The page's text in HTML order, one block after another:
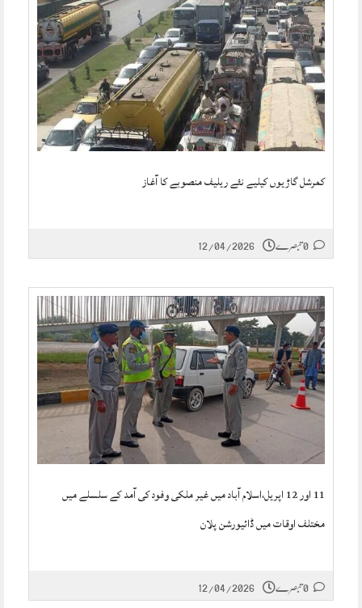
کمرشل گاڑیوں کیلیے نئے ریلیف منصوبے کا آغاز
12/04/2026
11 اور 12 اپریل،اسلام آباد میں غیر ملکی وفود کی آمد کے سلسلے میں
مختلف اوقات میں ڈائیورشن پلان
12/04/2026